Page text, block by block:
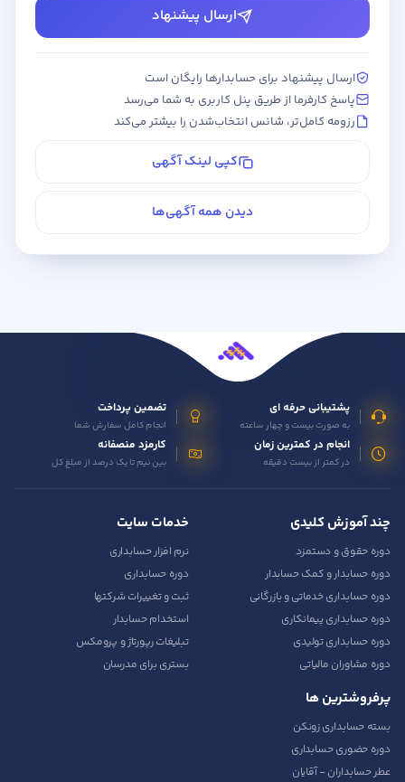
ارسال پیشنهاد
ارسال پیشنهاد برای حسابدارها رایگان است
پاسخ کارفرما از طریق پنل کاربری به شما می‌رسد
رزومه کامل‌تر، شانس انتخاب‌شدن را بیشتر می‌کند
کپی لینک آگهی
دیدن همه آگهی‌ها
پشتیبانی حرفه ای
به صورت بیست و چهار ساعته
تضمین پرداخت
انجام کامل سفارش شما
انجام در کمترین زمان
در کمتر از بیست دقیقه
کارمزد منصفانه
بین نیم تا یک درصد از مبلغ کل
چند آموزش کلیدی
دوره حقوق و دستمزد
دوره حسابدار و کمک حسابدار
دوره حسابداری خدماتی و بازرگانی
دوره حسابداری پیمانکاری
دوره حسابداری تولیدی
دوره مشاوران مالیاتی
خدمات سایت
نرم افزار حسابداری
دوره حسابداری
ثبت و تغییرات شرکتها
استخدام حسابدار
تبلیغات رپورتاژ و پرومکس
بستری برای مدرسان
پرفروشترین ها
بسته حسابداری زونکن
دوره حضوری حسابداری
عطر حسابداران - آقایان